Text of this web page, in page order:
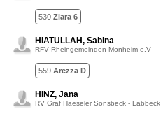
530 Ziara 6
HIATULLAH, Sabina
RFV Rheingemeinden Monheim e.V
559 Arezza D
HINZ, Jana
RV Graf Haeseler Sonsbeck - Labbeck